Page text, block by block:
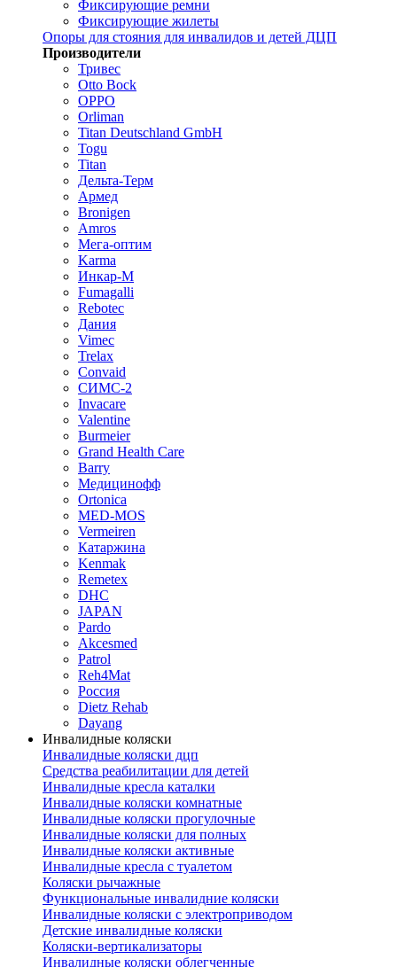
Фиксирующие ремни
Фиксирующие жилеты
Опоры для стояния для инвалидов и детей ДЦП
Производители
Тривес
Otto Bock
OPPO
Orliman
Titan Deutschland GmbH
Togu
Titan
Дельта-Терм
Армед
Bronigen
Amros
Мега-оптим
Karma
Инкар-М
Fumagalli
Rebotec
Дания
Vimec
Trelax
Convaid
СИМС-2
Invacare
Valentine
Burmeier
Grand Health Care
Barry
Медицинофф
Ortonica
MED-MOS
Vermeiren
Катаржина
Kenmak
Remetex
DHC
JAPAN
Pardo
Akcesmed
Patrol
Reh4Mat
Россия
Dietz Rehab
Dayang
Инвалидные коляски
Инвалидные коляски дцп
Средства реабилитации для детей
Инвалидные кресла каталки
Инвалидные коляски комнатные
Инвалидные коляски прогулочные
Инвалидные коляски для полных
Инвалидные коляски активные
Инвалидные кресла с туалетом
Коляски рычажные
Функциональные инвалидние коляски
Инвалидные коляски с электроприводом
Детские инвалидные коляски
Коляски-вертикализаторы
Инвалидные коляски облегченные